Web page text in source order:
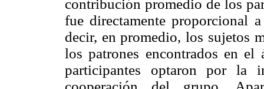
contribución promedio de los
fue directamente proporcional
decir, en promedio, los sujetos
los patrones encontrados en
participantes optaron por la